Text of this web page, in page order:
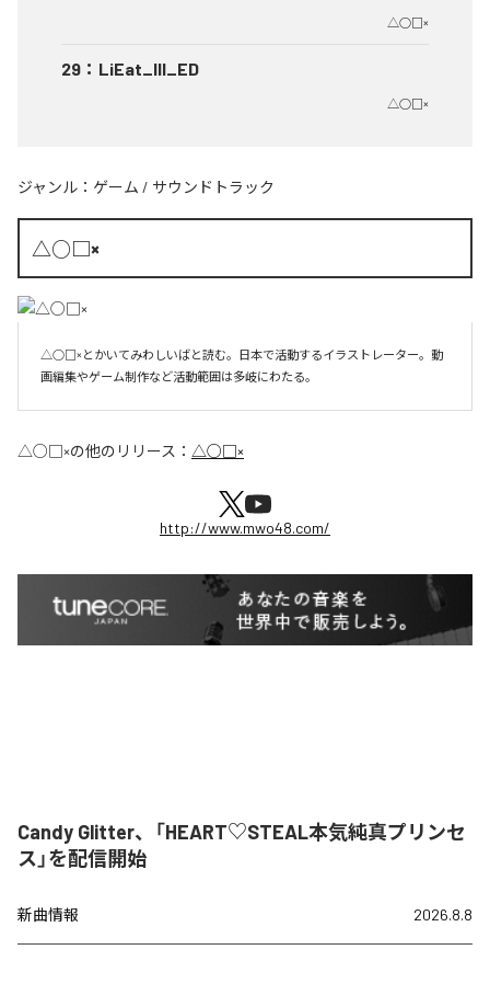
△○□×
29 ： LiEat_III_ED
△○□×
ジャンル： ゲーム / サウンドトラック
△○□×
△○□×とかいてみわしいばと読む。日本で活動するイラストレーター。動
画編集やゲーム制作など活動範囲は多岐にわたる。
△○□×の他のリリース： △○□×
http://www.mwo48.com/
Candy Glitter、「HEART♡STEAL本気純真プリンセ
ス」を配信開始
新曲情報 2026.8.8